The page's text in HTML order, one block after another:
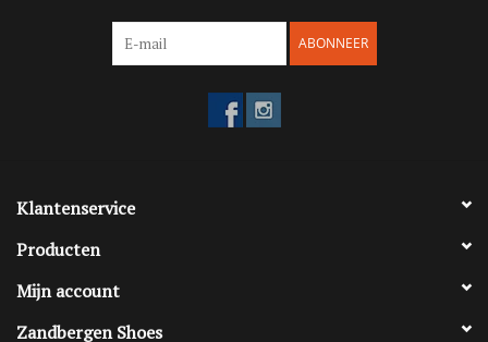
ABONNEER
Klantenservice
Producten
Mijn account
Zandbergen Shoes